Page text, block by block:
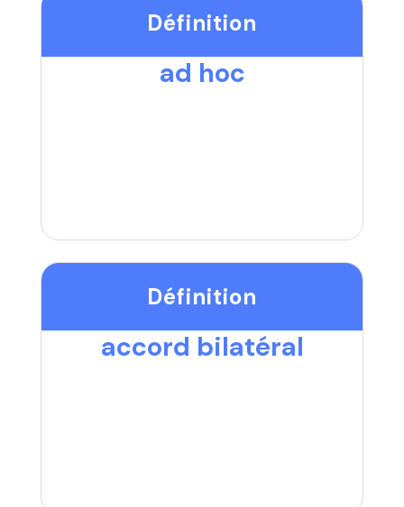
Définition
ad hoc
Définition
accord bilatéral